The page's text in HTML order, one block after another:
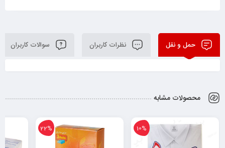
حمل و نقل نظرات کاربران سوالات کاربران
محصولات مشابه
10%
22%